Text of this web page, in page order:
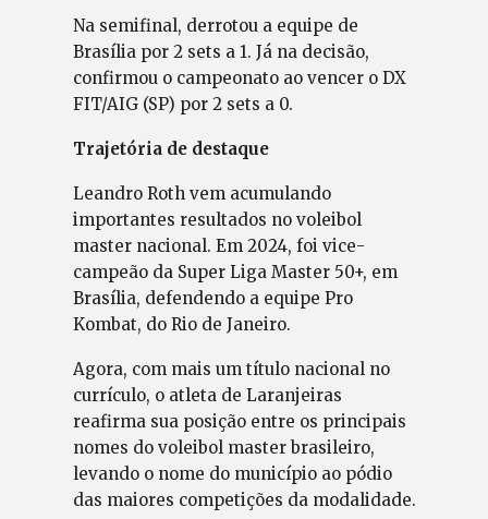
Na semifinal, derrotou a equipe de
Brasília por 2 sets a 1. Já na decisão,
confirmou o campeonato ao vencer o DX
FIT/AIG (SP) por 2 sets a 0.
Trajetória de destaque
Leandro Roth vem acumulando
importantes resultados no voleibol
master nacional. Em 2024, foi vice-
campeão da Super Liga Master 50+, em
Brasília, defendendo a equipe Pro
Kombat, do Rio de Janeiro.
Agora, com mais um título nacional no
currículo, o atleta de Laranjeiras
reafirma sua posição entre os principais
nomes do voleibol master brasileiro,
levando o nome do município ao pódio
das maiores competições da modalidade.